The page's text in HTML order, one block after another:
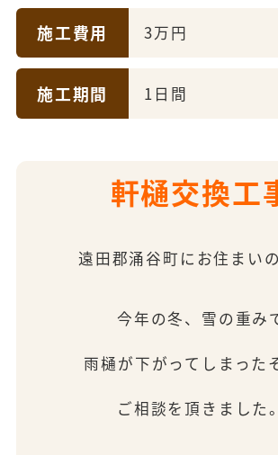
施工費用 3万円
施工期間 1日間
軒樋交換工
遠田郡涌谷町にお住まいの
今年の冬、雪の重み
雨樋が下がってしまった
ご相談を頂きました。